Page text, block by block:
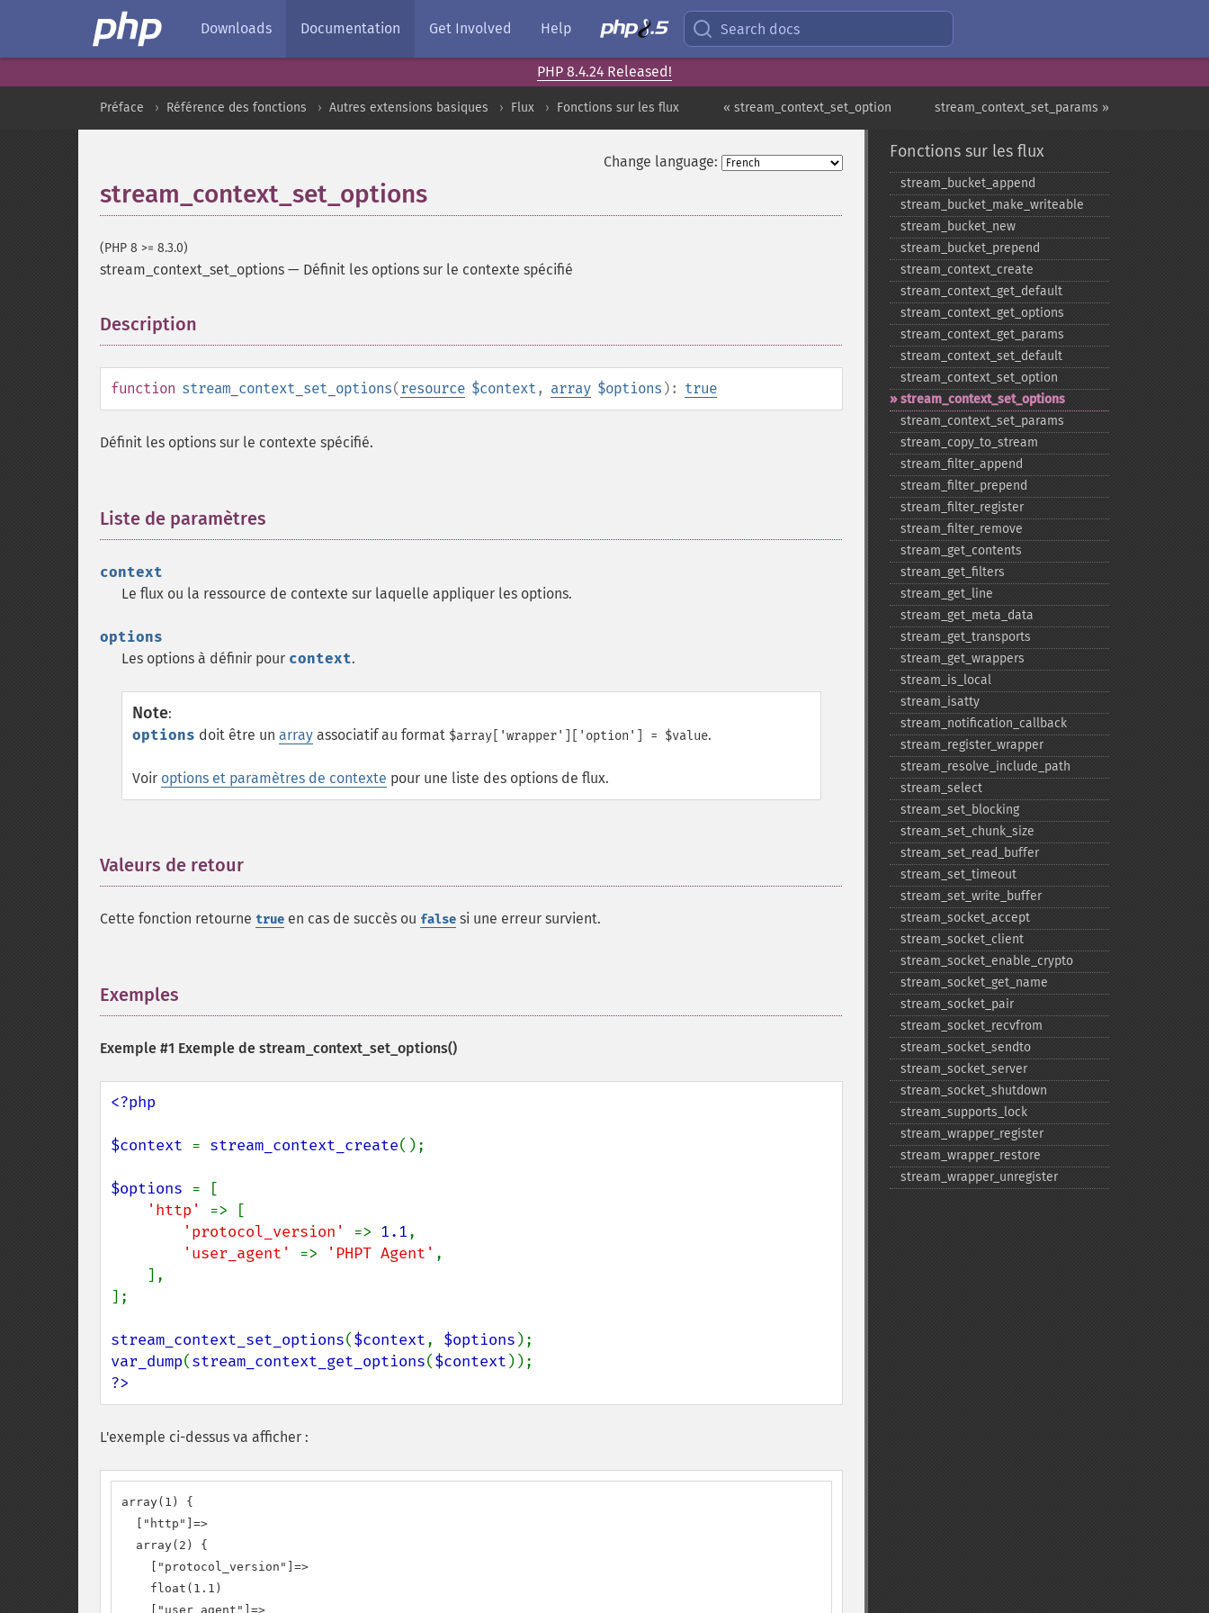
Downloads Documentation Get Involved Help Search docs
PHP 8.4.24 Released!
stream_context_set_params »
« stream_context_set_option
Préface Référence des fonctions Autres extensions basiques Flux Fonctions sur les flux
Change language:
stream_context_set_options
(PHP 8 >= 8.3.0)
stream_context_set_options — Définit les options sur le contexte spécifié
Description
function stream_context_set_options(resource $context , array $options ): true
Définit les options sur le contexte spécifié.
Liste de paramètres
context
Le flux ou la ressource de contexte sur laquelle appliquer les options.
options
Les options à définir pour context.
Note:
options doit être un array associatif au format $array['wrapper']['option'] = $value.
Voir options et paramètres de contexte pour une liste des options de flux.
Valeurs de retour
Cette fonction retourne true en cas de succès ou false si une erreur survient.
Exemples
Exemple #1 Exemple de stream_context_set_options()
<?php
$context = stream_context_create();
$options = [
'http' => [
'protocol_version' => 1.1,
'user_agent' => 'PHPT Agent' ,
];
stream_context_set_options($context, $options
var_dump(stream_context_get_options($context
?>
L'exemple ci-dessus va afficher :
array(1) {
  ["http"]=>
  array(2) {
    ["protocol_version"]=>
    float(1.1)
    ["user_agent"]=>
Fonctions sur les flux
stream_​bucket_​append
stream_​bucket_​make_​writeable
stream_​bucket_​new
stream_​bucket_​prepend
stream_​context_​create
stream_​context_​get_​default
stream_​context_​get_​options
stream_​context_​get_​params
stream_​context_​set_​default
stream_​context_​set_​option
stream_​context_​set_​options
stream_​context_​set_​params
stream_​copy_​to_​stream
stream_​filter_​append
stream_​filter_​prepend
stream_​filter_​register
stream_​filter_​remove
stream_​get_​contents
stream_​get_​filters
stream_​get_​line
stream_​get_​meta_​data
stream_​get_​transports
stream_​get_​wrappers
stream_​is_​local
stream_​isatty
stream_​notification_​callback
stream_​register_​wrapper
stream_​resolve_​include_​path
stream_​select
stream_​set_​blocking
stream_​set_​chunk_​size
stream_​set_​read_​buffer
stream_​set_​timeout
stream_​set_​write_​buffer
stream_​socket_​accept
stream_​socket_​client
stream_​socket_​enable_​crypto
stream_​socket_​get_​name
stream_​socket_​pair
stream_​socket_​recvfrom
stream_​socket_​sendto
stream_​socket_​server
stream_​socket_​shutdown
stream_​supports_​lock
stream_​wrapper_​register
stream_​wrapper_​restore
stream_​wrapper_​unregister